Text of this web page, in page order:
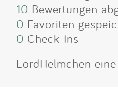
10 Bewertungen
0 Favoriten
0 Check-Ins
LordHelmchen eine